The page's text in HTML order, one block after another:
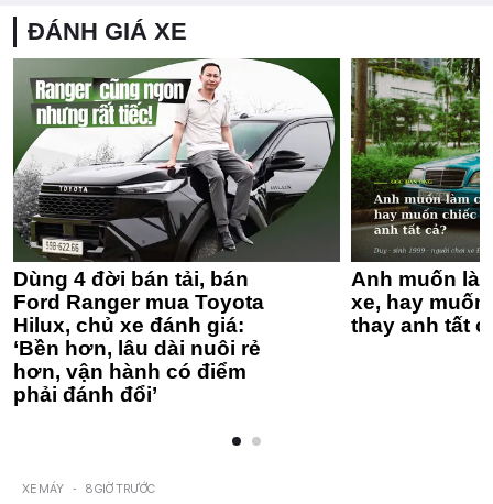
ĐÁNH GIÁ XE
Dùng 4 đời bán tải, bán
Ford Ranger mua Toyota
Hilux, chủ xe đánh giá:
‘Bền hơn, lâu dài nuôi rẻ
hơn, vận hành có điểm
phải đánh đổi’
Anh muốn
xe, hay
thay anh tất
XE MÁY - 8 GIỜ TRƯỚC